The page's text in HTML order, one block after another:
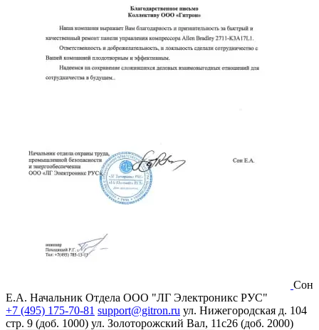
Сон
Е.А. Начальник Отдела ООО "ЛГ Электроникс РУС"
+7 (495) 175-70-81 support@gitron.ru ул. Нижегородская д. 104
стр. 9 (доб. 1000) ул. Золоторожский Вал, 11с26 (доб. 2000)